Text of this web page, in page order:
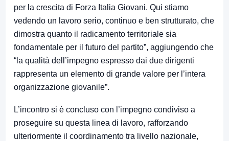
per la crescita di Forza Italia Giovani. Qui stiamo
vedendo un lavoro serio, continuo e ben strutturato, che
dimostra quanto il radicamento territoriale sia
fondamentale per il futuro del partito”, aggiungendo che
“la qualità dell’impegno espresso dai due dirigenti
rappresenta un elemento di grande valore per l’intera
organizzazione giovanile”.
L’incontro si è concluso con l’impegno condiviso a
proseguire su questa linea di lavoro, rafforzando
ulteriormente il coordinamento tra livello nazionale,